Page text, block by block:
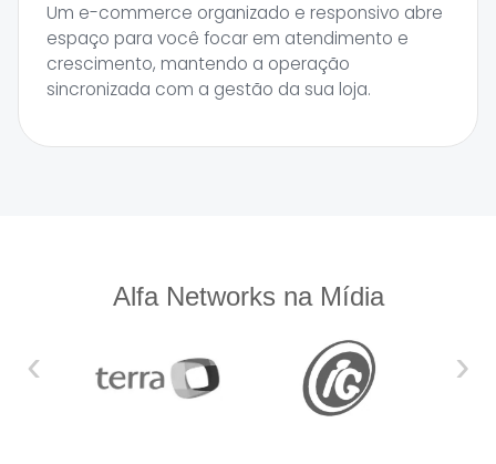
Um e-commerce organizado e responsivo abre
espaço para você focar em atendimento e
crescimento, mantendo a operação
sincronizada com a gestão da sua loja.
Alfa Networks na Mídia
‹ ›